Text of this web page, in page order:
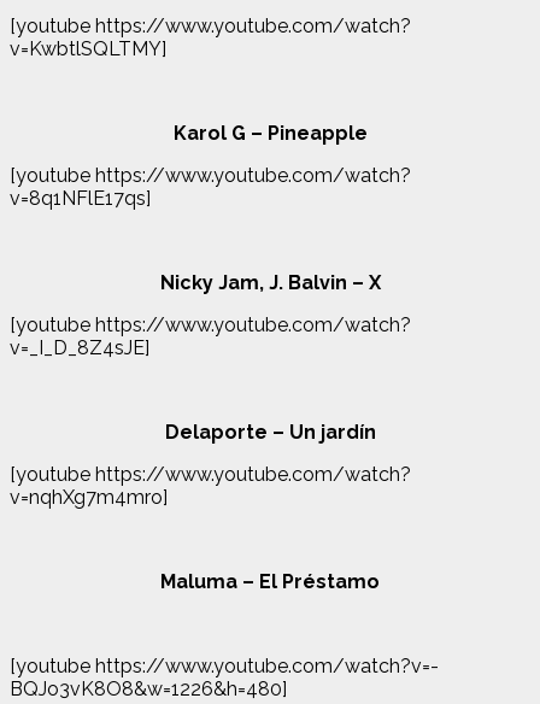
[youtube https://www.youtube.com/watch?
v=KwbtlSQLTMY]
Karol G – Pineapple
[youtube https://www.youtube.com/watch?
v=8q1NFlE17qs]
Nicky Jam, J. Balvin – X
[youtube https://www.youtube.com/watch?
v=_I_D_8Z4sJE]
Delaporte – Un jardín
[youtube https://www.youtube.com/watch?
v=nqhXg7m4mro]
Maluma – El Préstamo
[youtube https://www.youtube.com/watch?v=-
BQJo3vK8O8&w=1226&h=480]